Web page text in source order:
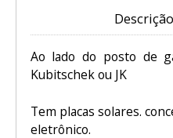
Ao lado do posto de
Kubitschek ou JK
Tem placas solares.
eletrônico.